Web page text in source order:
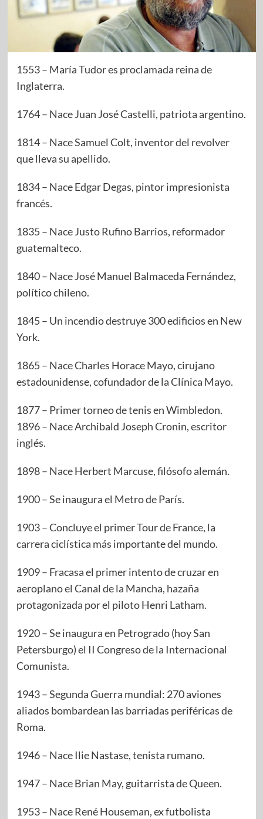
1553 – María Tudor es proclamada reina de
Inglaterra.
1764 – Nace Juan José Castelli, patriota argentino.
1814 – Nace Samuel Colt, inventor del revolver
que lleva su apellido.
1834 – Nace Edgar Degas, pintor impresionista
francés.
1835 – Nace Justo Rufino Barrios, reformador
guatemalteco.
1840 – Nace José Manuel Balmaceda Fernández,
político chileno.
1845 – Un incendio destruye 300 edificios en New
York.
1865 – Nace Charles Horace Mayo, cirujano
estadounidense, cofundador de la Clínica Mayo.
1877 – Primer torneo de tenis en Wimbledon.
1896 – Nace Archibald Joseph Cronin, escritor
inglés.
1898 – Nace Herbert Marcuse, filósofo alemán.
1900 – Se inaugura el Metro de París.
1903 – Concluye el primer Tour de France, la
carrera ciclística más importante del mundo.
1909 – Fracasa el primer intento de cruzar en
aeroplano el Canal de la Mancha, hazaña
protagonizada por el piloto Henri Latham.
1920 – Se inaugura en Petrogrado (hoy San
Petersburgo) el II Congreso de la Internacional
Comunista.
1943 – Segunda Guerra mundial: 270 aviones
aliados bombardean las barriadas periféricas de
Roma.
1946 – Nace Ilie Nastase, tenista rumano.
1947 – Nace Brian May, guitarrista de Queen.
1953 – Nace René Houseman, ex futbolista